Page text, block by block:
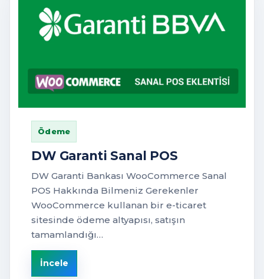
Ödeme
DW Garanti Sanal POS
DW Garanti Bankası WooCommerce Sanal
POS Hakkında Bilmeniz Gerekenler
WooCommerce kullanan bir e-ticaret
sitesinde ödeme altyapısı, satışın
tamamlandığı…
İncele